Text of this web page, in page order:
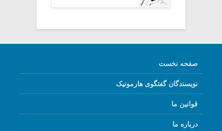
صفحه نخست
نویسندگان گفتگوی هارمونیک
قوانین ما
درباره ما